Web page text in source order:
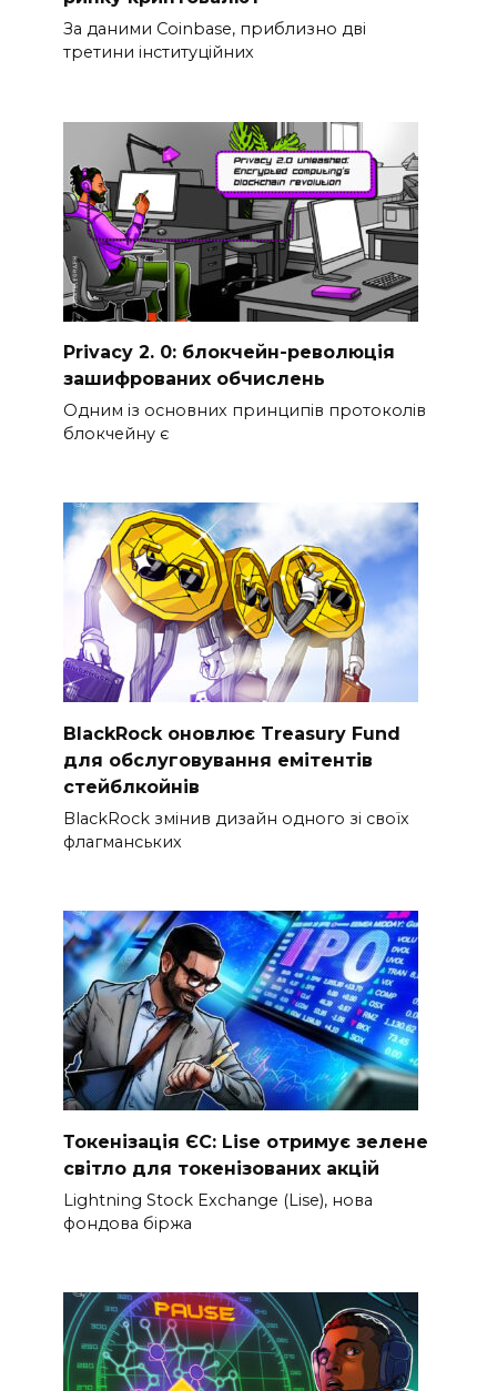
За даними Coinbase, приблизно дві
третини інституційних
Privacy 2. 0: блокчейн-революція
зашифрованих обчислень
Одним із основних принципів протоколів
блокчейну є
BlackRock оновлює Treasury Fund
для обслуговування емітентів
стейблкойнів
BlackRock змінив дизайн одного зі своїх
флагманських
Токенізація ЄС: Lise отримує зелене
світло для токенізованих акцій
Lightning Stock Exchange (Lise), нова
фондова біржа